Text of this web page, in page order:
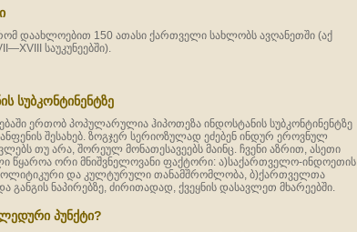
დაახლოებით 150 ათასი ქართველი სახლობს ავღანეთში (აქ
საუკუნეებში).
სუბკონტინენტზე
ერთობ პოპულარულია ჰიპოთეზა ინდოსტანის სუბკონტინენტზე
შესახებ. ზოგჯერ სერიოზულად ეძებენ ინდურ ეროვნულ
თუ არა, შორეულ მონათესავეებს მაინც. ჩვენი აზრით, ასეთი
წყაროა ორი მნიშვნელოვანი ფაქტორი: ა)საქართველო-ინდოეთის
და კულტურული თანამშრომლობა, ბ)ქართველთა
განგის ნაპირებზე, ძირითადად, ქვეყნის დასავლეთ მხარეებში.
პუნქტი?